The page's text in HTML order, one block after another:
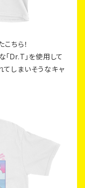
ちら！
Dr.T」を使用して
てしまいそうなキャ